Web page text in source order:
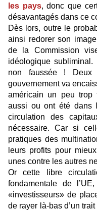
les pays, donc que
désavantagés dans ce
Dès lors, outre le
ainsi redorer son
de la Commission
idéologique
non faussée !
gouvernement va
américain un peu trop
aussi ou ont été dans
circulation des
nécessaire. Car si
pratiques des
leurs profits pour
unes contre les autres
Or cette libre
fondamentale de
«investisseurs» de
de rayer là-bas d’un